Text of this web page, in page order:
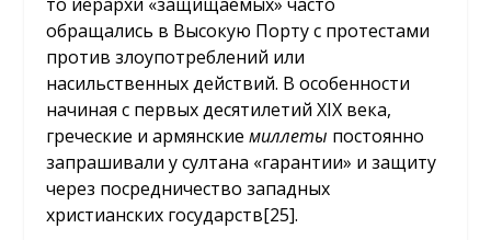
то иерархи «защищаемых» часто
обращались в Высокую Порту с протестами
против злоупотреблений или
насильственных действий. В особенности
начиная с первых десятилетий XIX века,
греческие и армянскиемиллеты постоянно
запрашивали у султана «гарантии» и защиту
через посредничество западных
христианских государств[25].